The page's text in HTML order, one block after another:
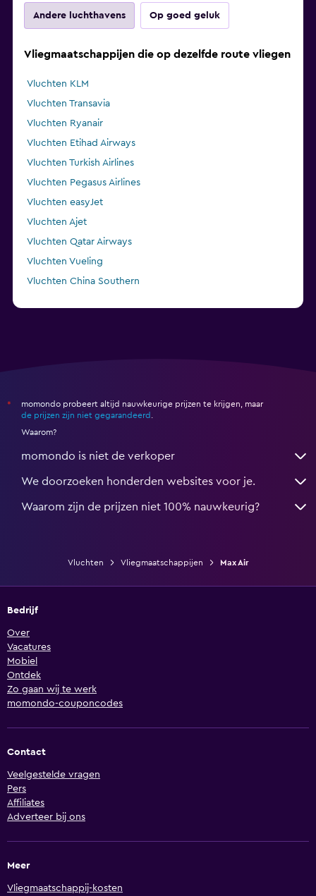
Andere luchthavens Op goed geluk
Vliegmaatschappijen die op dezelfde route vliegen
Vluchten KLM
Vluchten Transavia
Vluchten Ryanair
Vluchten Etihad Airways
Vluchten Turkish Airlines
Vluchten Pegasus Airlines
Vluchten easyJet
Vluchten Ajet
Vluchten Qatar Airways
Vluchten Vueling
Vluchten China Southern
*
momondo probeert altijd nauwkeurige prijzen te krijgen, maar
de prijzen zijn niet gegarandeerd
Waarom?
momondo is niet de verkoper
We doorzoeken honderden websites voor je.
Waarom zijn de prijzen niet 100% nauwkeurig?
Vluchten Vliegmaatschappijen Max Air
Bedrijf
Over
Vacatures
Mobiel
Ontdek
Zo gaan wij te werk
momondo-couponcodes
Contact
Veelgestelde vragen
Pers
Affiliates
Adverteer bij ons
Meer
Vliegmaatschappij-kosten